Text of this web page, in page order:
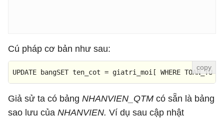
Cú pháp cơ bản như sau:
UPDATE bangSET ten_cot = giatri_moi[ WHERE TOAN_TU
Giả sử ta có bảng NHANVIEN_QTM có sẵn là bảng
sao lưu của NHANVIEN. Ví dụ sau cập nhật